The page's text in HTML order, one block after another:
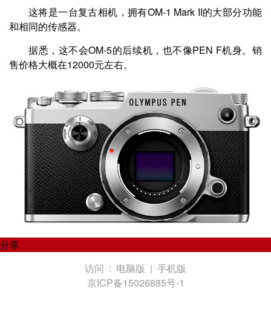
这将是一台复古相机，拥有OM-1 Mark II的大部分功能
和相同的传感器。
据悉，这不会OM-5的后续机，也不像PEN F机身。销
售价格大概在12000元左右。
分享
访问 : 电脑版 | 手机版
京ICP备15026885号-1